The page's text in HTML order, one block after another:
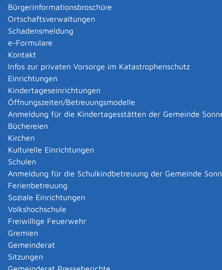
Bürgerinformationsbroschüre
Ortschaftsverwaltungen
Schadensmeldung
e-Formulare
Kontakt
Infos zur privaten Vorsorge im Katastrophenschutz
Einrichtungen
Kindertageseinrichtungen
Öffnungszeiten/Betreuungsmodelle
Anmeldung für die Kindertagesstätten der Gemeinde
Büchereien
Kirchen
Kulturelle Einrichtungen
Schulen
Anmeldung für die Schulkindbetreuung der Gemeinde
Ferienbetreuung
Soziale Einrichtungen
Volkshochschule
Freiwillige Feuerwehr
Gremien
Gemeinderat
Sitzungen
Beschreibung
Betreiben einer mechanischen Fertigung in Genkingen,
insbesondere die spanende Bearbeitung
rotationssymmetrischen und nicht
rotationssymmetrischen Halbfabrikate aus Metall
Markus
Herzog
Zurück
||